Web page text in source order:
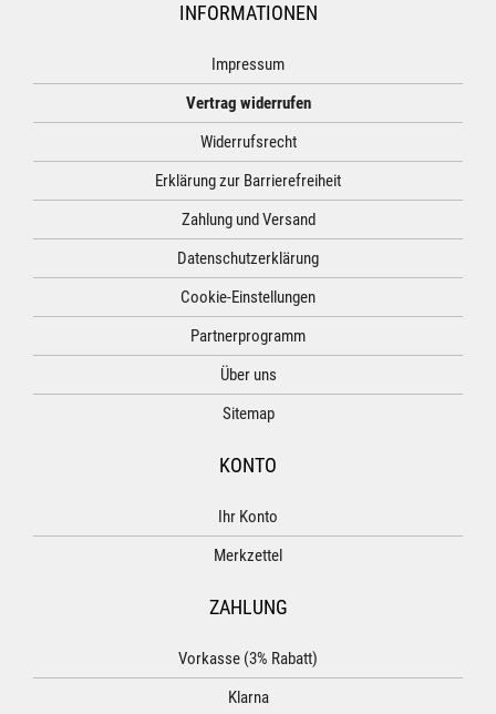
INFORMATIONEN
Impressum
Vertrag widerrufen
Widerrufsrecht
Erklärung zur Barrierefreiheit
Zahlung und Versand
Datenschutzerklärung
Cookie-Einstellungen
Partnerprogramm
Über uns
Sitemap
KONTO
Ihr Konto
Merkzettel
ZAHLUNG
Vorkasse (3% Rabatt)
Klarna